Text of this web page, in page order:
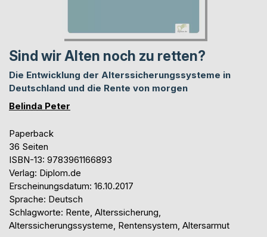
Sind wir Alten noch zu retten?
Die Entwicklung der Alterssicherungssysteme in
Deutschland und die Rente von morgen
Belinda Peter
Paperback
36 Seiten
ISBN-13: 9783961166893
Verlag: Diplom.de
Erscheinungsdatum: 16.10.2017
Sprache: Deutsch
Schlagworte: Rente, Alterssicherung,
Alterssicherungssysteme, Rentensystem, Altersarmut